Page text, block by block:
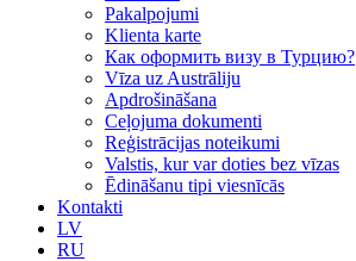
Рakalpojumi
Klienta karte
Как оформить визу в Турцию?
Vīza uz Austrāliju
Apdrošināšana
Ceļojuma dokumenti
Reģistrācijas noteikumi
Valstis, kur var doties bez vīzas
Ēdināšanu tipi viesnīcās
Kontakti
LV
RU